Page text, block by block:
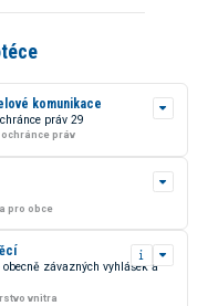
komunikace
práv 29
ochránce práv
pro obce
závazných vyhlášek a
vnitra